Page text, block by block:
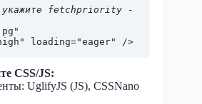
укажите fetchpriority -
CSS/JS:
UglifyJS (JS), CSSNano